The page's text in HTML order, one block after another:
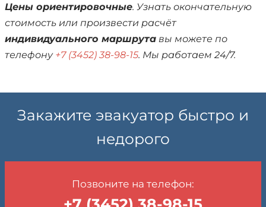
Цены ориентировочные. Узнать окончательную
стоимость или произвести расчёт
индивидуального маршрута вы можете по
телефону +7 (3452) 38-98-15. Мы работаем 24/7.
Закажите эвакуатор быстро и
недорого
Позвоните на телефон: